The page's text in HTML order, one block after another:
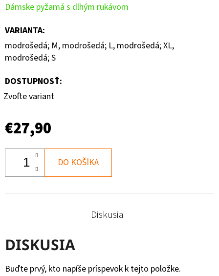
Dámske pyžamá s dlhým rukávom
VARIANTA:
modrošedá; M, modrošedá; L, modrošedá; XL,
modrošedá; S
DOSTUPNOSŤ:
Zvoľte variant
€27,90
DO KOŠÍKA
Diskusia
DISKUSIA
Buďte prvý, kto napíše príspevok k tejto položke.